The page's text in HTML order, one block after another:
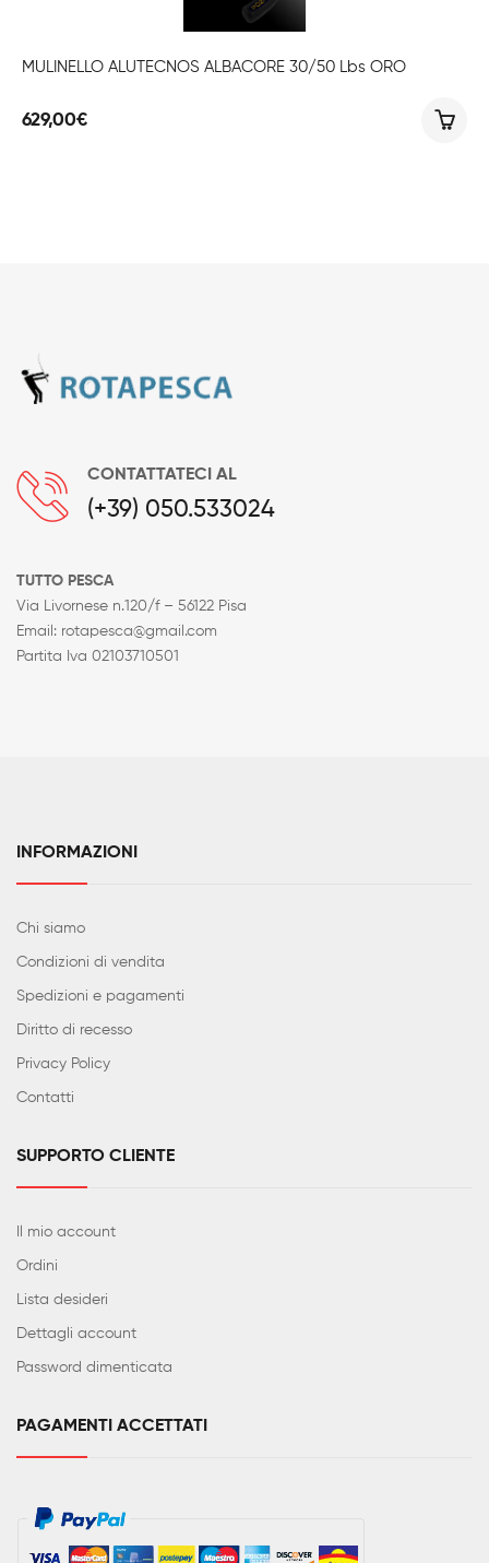
MULINELLO ALUTECNOS ALBACORE 30/50 Lbs ORO
629,00€
CONTATTATECI AL
(+39) 050.533024
TUTTO PESCA
Via Livornese n.120/f – 56122 Pisa
Email: rotapesca@gmail.com
Partita Iva 02103710501
INFORMAZIONI
Chi siamo
Condizioni di vendita
Spedizioni e pagamenti
Diritto di recesso
Privacy Policy
Contatti
SUPPORTO CLIENTE
Il mio account
Ordini
Lista desideri
Dettagli account
Password dimenticata
PAGAMENTI ACCETTATI